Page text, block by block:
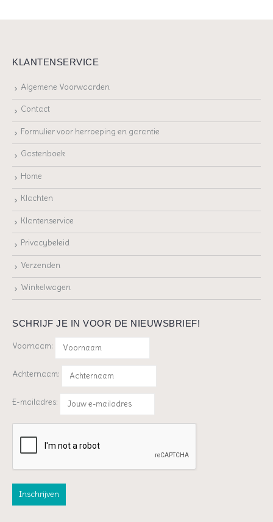
KLANTENSERVICE
Algemene Voorwaarden
Contact
Formulier voor herroeping en garantie
Gastenboek
Home
Klachten
Klantenservice
Privacybeleid
Verzenden
Winkelwagen
SCHRIJF JE IN VOOR DE NIEUWSBRIEF!
Voornaam:
Achternaam:
E-mailadres: